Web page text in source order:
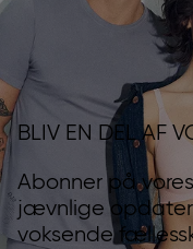
BLIV EN DEL AF
Abonner på
jævnlige
voksende